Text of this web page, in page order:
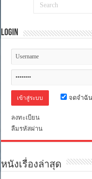
Login
จดจำฉัน
ลงทะเบียน
ลืมรหัสผ่าน
หนังเรื่องล่าสุด